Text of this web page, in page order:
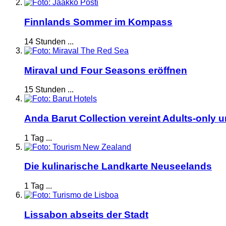
Finnlands Sommer im Kompass
14 Stunden ...
Miraval und Four Seasons eröffnen
15 Stunden ...
Anda Barut Collection vereint Adults-only
1 Tag ...
Die kulinarische Landkarte Neuseelands
1 Tag ...
Lissabon abseits der Stadt